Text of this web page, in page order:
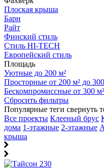
Плоская крыша
Барн
Райт
Финский стиль
Стиль HI-TECH
Европейский стиль
Площадь
Уютные до 200 м²
Просторные от 200 м² до
Бескомпромиссные от 300 м²
Сбросить фильтры
Популярные теги свернуть
Все проекты Клееный брус
дома 1-этажные 2-этажные
крыша